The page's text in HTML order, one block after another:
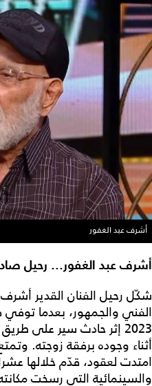
أشرف عبد الغفور
أشرف عبد الغفور... رحيل
شكّل رحيل الفنان القدير
الفني والجمهور، بعدما
2023 إثر حادث سير على
أثناء وجوده برفقة زوجته.
امتدت لعقود، قدّم خلالها
والسينمائية التي رسخت